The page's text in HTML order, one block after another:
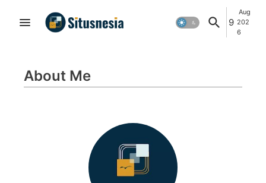
9
Aug
202
6
About Me